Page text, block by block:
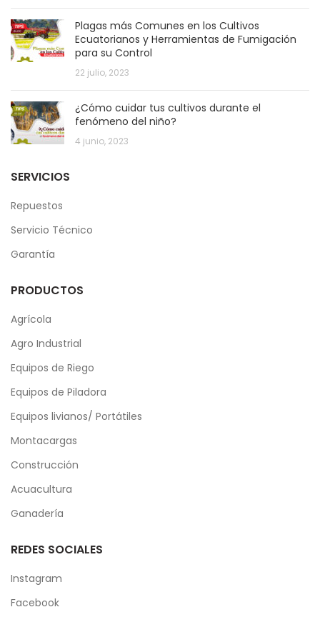
Plagas más Comunes en los Cultivos
Ecuatorianos y Herramientas de Fumigación
para su Control
22 julio, 2023
¿Cómo cuidar tus cultivos durante el
fenómeno del niño?
4 junio, 2023
SERVICIOS
Repuestos
Servicio Técnico
Garantía
PRODUCTOS
Agrícola
Agro Industrial
Equipos de Riego
Equipos de Piladora
Equipos livianos/ Portátiles
Montacargas
Construcción
Acuacultura
Ganadería
REDES SOCIALES
Instagram
Facebook